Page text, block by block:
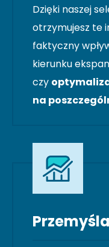
Dzięki naszej
otrzymujesz te
faktyczny
kierunku
czy
na